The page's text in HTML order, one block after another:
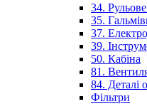
34.
35.
37.
39.
50. Кабіна
81.
84. Деталі
Фільтри